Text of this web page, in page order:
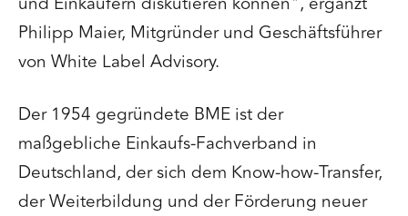
Philipp Maier, Mitgründer und Geschäftsführer
von White Label Advisory.
Der 1954 gegründete BME ist der
maßgebliche Einkaufs-Fachverband in
Deutschland, der sich dem Know-how-Transfer,
der Weiterbildung und der Förderung neuer